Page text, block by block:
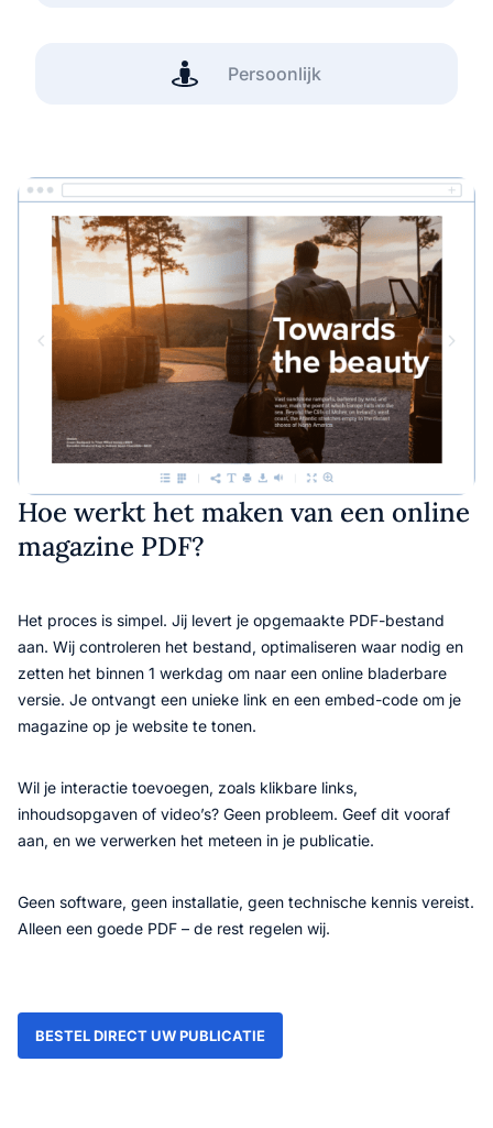
Persoonlijk
Hoe werkt het maken van een online
magazine PDF?
Het proces is simpel. Jij levert je opgemaakte PDF-bestand
aan. Wij controleren het bestand, optimaliseren waar nodig en
zetten het binnen 1 werkdag om naar een online bladerbare
versie. Je ontvangt een unieke link en een embed-code om je
magazine op je website te tonen.
Wil je interactie toevoegen, zoals klikbare links,
inhoudsopgaven of video’s? Geen probleem. Geef dit vooraf
aan, en we verwerken het meteen in je publicatie.
Geen software, geen installatie, geen technische kennis vereist.
Alleen een goede PDF – de rest regelen wij.
BESTEL DIRECT UW PUBLICATIE